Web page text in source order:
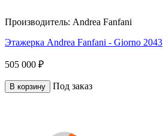
Производитель: Andrea Fanfani
Этажерка Andrea Fanfani - Giorno 2043
505 000 ₽
В корзину Под заказ